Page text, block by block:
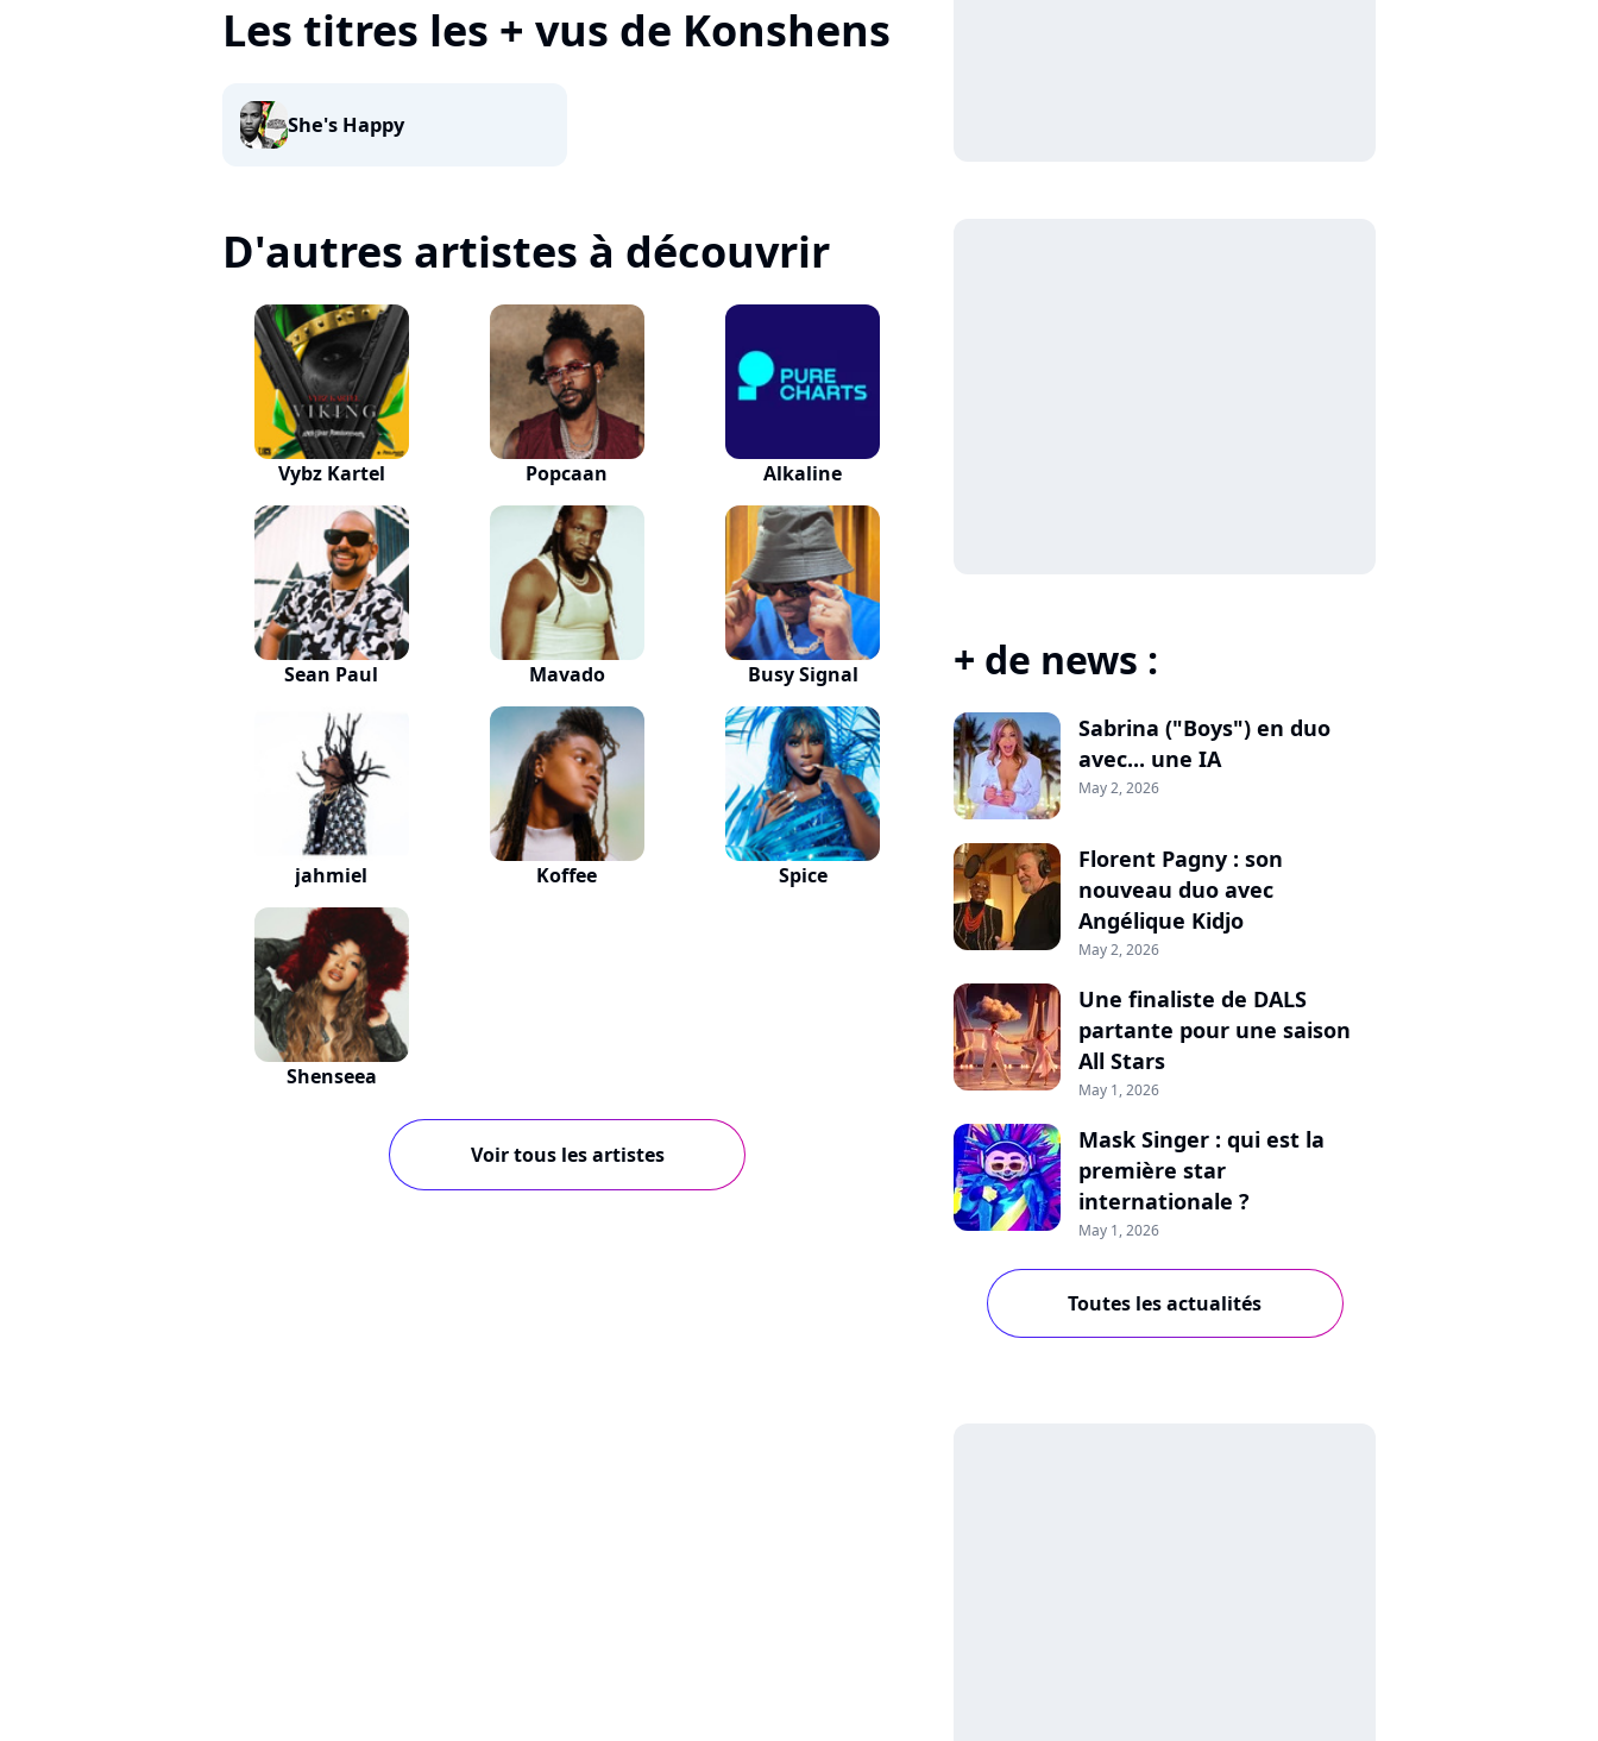
Les titres les + vus de Konshens
She's Happy
D'autres artistes à découvrir
Vybz Kartel Popcaan Alkaline
Sean Paul Mavado Busy Signal
jahmiel Koffee Spice
Shenseea
Voir tous les artistes
+ de news :
Sabrina ("Boys") en duo
avec... une IA
May 2, 2026
Florent Pagny : son
nouveau duo avec
Angélique Kidjo
May 2, 2026
Une finaliste de DALS
partante pour une saison
All Stars
May 1, 2026
Mask Singer : qui est la
première star
internationale ?
May 1, 2026
Toutes les actualités